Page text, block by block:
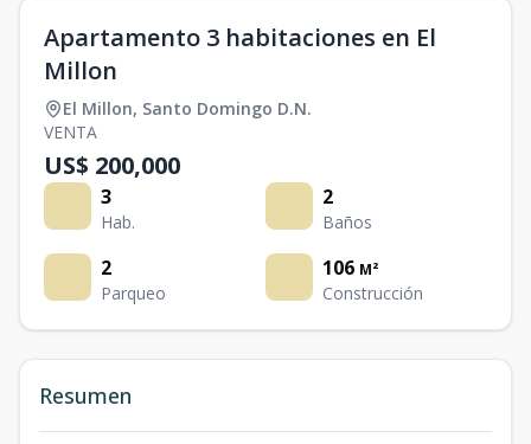
Apartamento 3 habitaciones en El
Millon
El Millon, Santo Domingo D.N.
VENTA
US$ 200,000
3
Hab.
2
Baños
2
Parqueo
106 M²
Construcción
Resumen